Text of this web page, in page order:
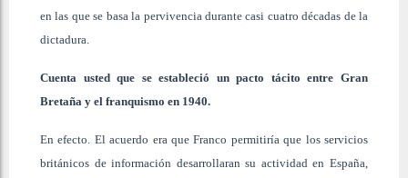
en las que se basa la pervivencia durante casi cuatro décadas de la
dictadura.
Cuenta usted que se estableció un pacto tácito entre Gran
Bretaña y el franquismo en 1940.
En efecto. El acuerdo era que Franco permitiría que los servicios
británicos de información desarrollaran su actividad en España,